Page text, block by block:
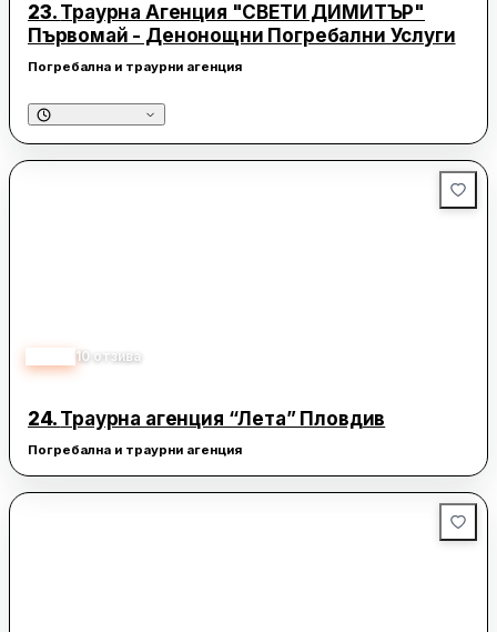
23. Траурна Агенция "СВЕТИ ДИМИТЪР"
Първомай - Денонощни Погребални Услуги
Погребална и траурни агенция
10 отзива
24. Траурна агенция “Лета” Пловдив
Погребална и траурни агенция